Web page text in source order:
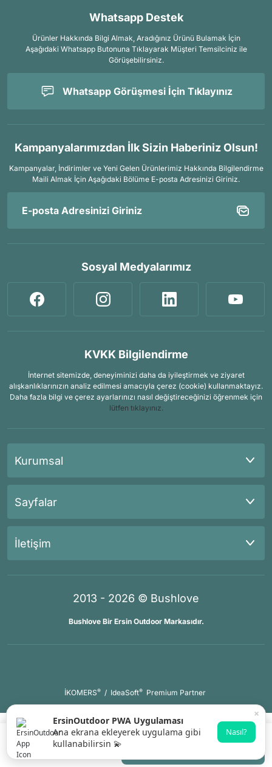
Whatsapp Destek
Ürünler Hakkında Bilgi Almak, Aradığınız Ürünü Bulamak İçin
Aşağıdaki Whatsapp Butonuna Tıklayarak Müşteri Temsilciniz ile
Görüşebilirsiniz.
Whatsapp Görüşmesi İçin Tıklayınız
Kampanyalarımızdan İlk Sizin Haberiniz Olsun!
Kampanyalar, İndirimler ve Yeni Gelen Ürünlerimiz Hakkında Bilgilendirme
Maili Almak İçin Aşağıdaki Bölüme E-posta Adresinizi Giriniz.
Sosyal Medyalarımız
KVKK Bilgilendirme
İnternet sitemizde, deneyiminizi daha da iyileştirmek ve ziyaret
alışkanlıklarınızın analiz edilmesi amacıyla çerez (cookie) kullanmaktayız.
Daha fazla bilgi ve çerez ayarlarınızı nasıl değiştireceğinizi öğrenmek için
lütfen tıklayınız.
Kurumsal
Sayfalar
İletişim
2013 - 2026 © Bushlove
Bushlove Bir Ersin Outdoor Markasıdır.
İKOMERS® / IdeaSoft® Premium Partner
×
ErsinOutdoor PWA Uygulaması
Ana ekrana ekleyerek uygulama gibi
kullanabilirsin 💫
Nasıl?